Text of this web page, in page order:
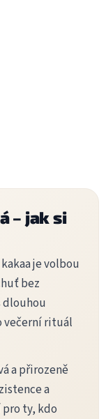
– jak si
je volbou
bez
dlouhou
večerní rituál
a přirozeně
a
ty, kdo